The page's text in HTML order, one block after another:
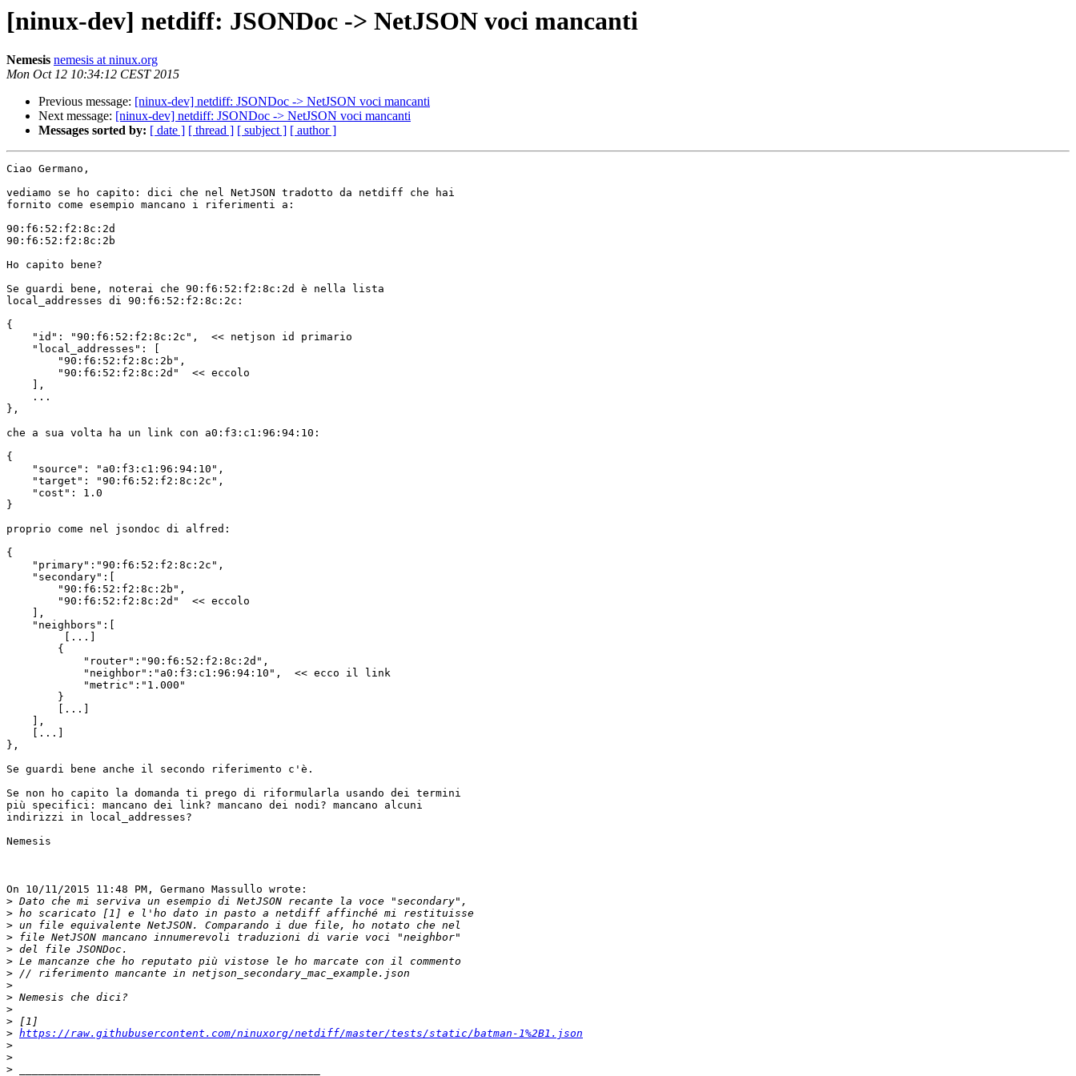
[ninux-dev] netdiff: JSONDoc -> NetJSON voci mancanti
Nemesis nemesis at ninux.org
Mon Oct 12 10:34:12 CEST 2015
Previous message: [ninux-dev] netdiff: JSONDoc -> NetJSON voci mancanti
Next message: [ninux-dev] netdiff: JSONDoc -> NetJSON voci mancanti
Messages sorted by: [ date ] [ thread ] [ subject ] [ author ]
Ciao Germano,
vediamo se ho capito: dici che nel NetJSON tradotto da netdiff che hai
fornito come esempio mancano i riferimenti a:
90:f6:52:f2:8c:2d
90:f6:52:f2:8c:2b
Ho capito bene?
Se guardi bene, noterai che 90:f6:52:f2:8c:2d è nella lista
local_addresses di 90:f6:52:f2:8c:2c:
{
    "id": "90:f6:52:f2:8c:2c",  << netjson id primario
    "local_addresses": [
        "90:f6:52:f2:8c:2b",
        "90:f6:52:f2:8c:2d"  << eccolo
    ],
    ...
},
che a sua volta ha un link con a0:f3:c1:96:94:10:
{
    "source": "a0:f3:c1:96:94:10",
    "target": "90:f6:52:f2:8c:2c",
    "cost": 1.0
}
proprio come nel jsondoc di alfred:
{
    "primary":"90:f6:52:f2:8c:2c",
    "secondary":[
        "90:f6:52:f2:8c:2b",
        "90:f6:52:f2:8c:2d"  << eccolo
    ],
    "neighbors":[
         [...]
        {
            "router":"90:f6:52:f2:8c:2d",
            "neighbor":"a0:f3:c1:96:94:10",  << ecco il link
            "metric":"1.000"
        }
        [...]
    ],
    [...]
},
Se guardi bene anche il secondo riferimento c'è.
Se non ho capito la domanda ti prego di riformularla usando dei termini
più specifici: mancano dei link? mancano dei nodi? mancano alcuni
indirizzi in local_addresses?
Nemesis
On 10/11/2015 11:48 PM, Germano Massullo wrote:
>
>
>
>
>
>
>
>
>
>
>
> https://raw.githubusercontent.com/ninuxorg/netdiff/master/tests/static/batman-1%2B1.json
>
>
>